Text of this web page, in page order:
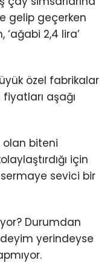
gelip geçerken
2,4 lira’
özel fabrikalar
aşağı
olan biteni
için
sermaye sevici bir
Durumdan
yerindeyse